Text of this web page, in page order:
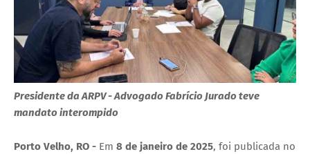
Presidente da ARPV - Advogado Fabrício Jurado teve
mandato interompido
Porto Velho, RO - Em 8 de janeiro de 2025, foi publicada no